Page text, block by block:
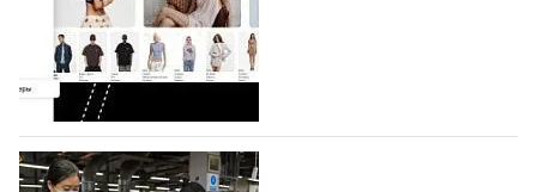
Co., Ltd., основанная в 2011 году и расположенная в
Гуанчжоу, столице моды Китая, является
профессиональной обувной компанией,
объединяющей разработку, производство и…
07.08.2026 576
На платформе Lamoda - новый раздел и